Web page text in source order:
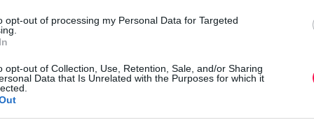
opt-out of processing my Personal Data for Targeted
opt-out of Collection, Use, Retention, Sale, and/or Sharing
Data that Is Unrelated with the Purposes for which it
örömet, jó egészséget és rengeteg szép